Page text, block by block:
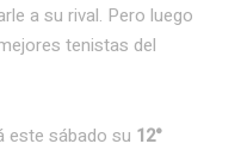
a su rival. Pero luego
tenistas del
este sábado su 12°